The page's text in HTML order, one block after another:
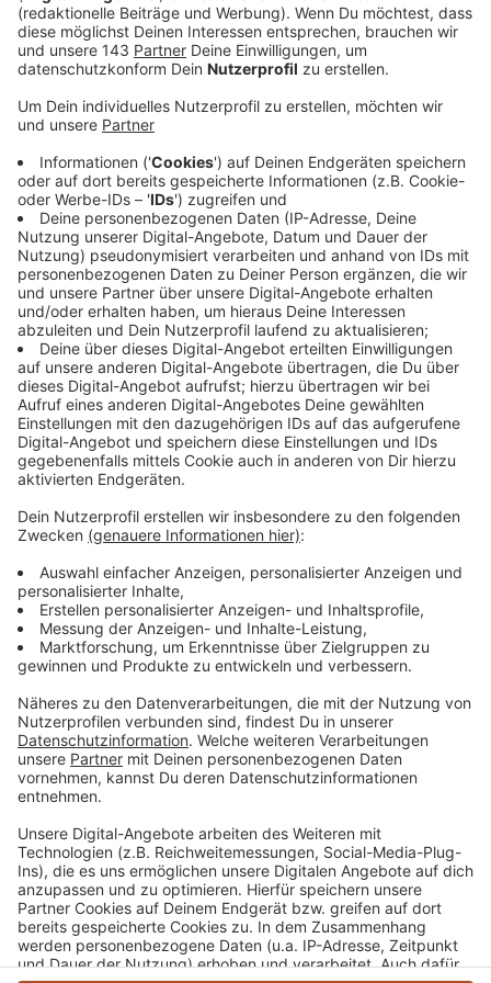
Diese werden von der Bürgermeisterin
unterschrieben.
Anzeige
Die Motive auf den Karten kommen von den Kindern
aus Ennepetal. Bürgermeisterin Imke Heymann bittet
deshalb die Kinder wieder um Unterstützung. Sie
sollen bis zum 20. Oktober ein Bild malen. Einige von
ihnen werden dann auf die Karten gedruckt. Die Bilder
bitte an die Bürgermeistern schicken:
Stadt Ennepetal
Bürgermeisterin Imke Heymann
Bismarckstr. 21
58256 Ennepetal
Das Bild muss im DIN A4-Format gemalt sein und auf
der Rückseite mit dem Namen und der Anschrift der
Künstlerin bzw. des Künstlers versehen sein. Die
Kunstwerke werden für den Kartendruck eingescannt,
oder Klebesternchen verwenden.
Anzeige
Anzeige